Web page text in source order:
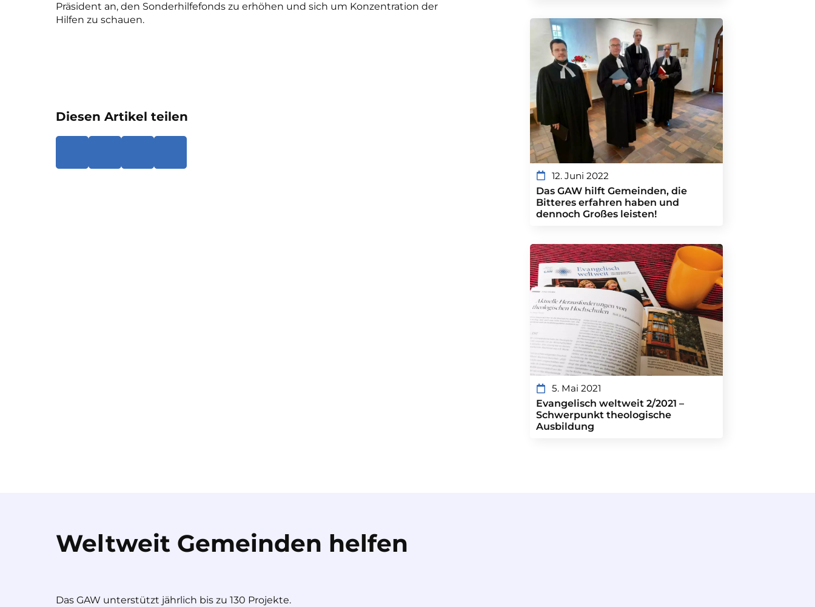
Präsident an, den Sonderhilfefonds zu erhöhen und sich um Konzentration der
Hilfen zu schauen.
Diesen Artikel teilen
12. Juni 2022
Das GAW hilft Gemeinden, die
Bitteres erfahren haben und
dennoch Großes leisten!
5. Mai 2021
Evangelisch weltweit 2/2021 –
Schwerpunkt theologische
Ausbildung
Weltweit Gemeinden helfen
Das GAW unterstützt jährlich bis zu 130 Projekte.